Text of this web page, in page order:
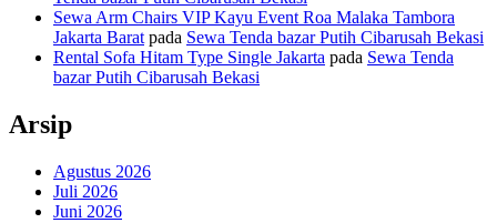
Sewa Arm Chairs VIP Kayu Event Roa Malaka Tambora
Jakarta Barat pada Sewa Tenda bazar Putih Cibarusah Bekasi
Rental Sofa Hitam Type Single Jakarta pada Sewa Tenda
bazar Putih Cibarusah Bekasi
Arsip
Agustus 2026
Juli 2026
Juni 2026